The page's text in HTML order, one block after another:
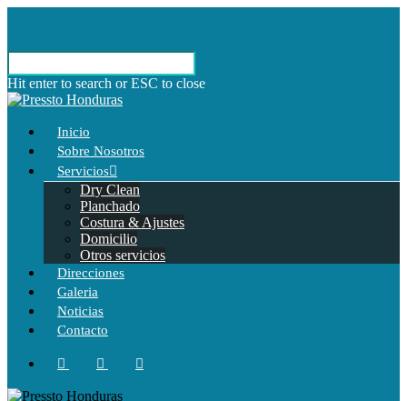
Hit enter to search or ESC to close
Inicio
Sobre Nosotros
Servicios
Dry Clean
Planchado
Costura & Ajustes
Domicilio
Otros servicios
Direcciones
Galeria
Noticias
Contacto